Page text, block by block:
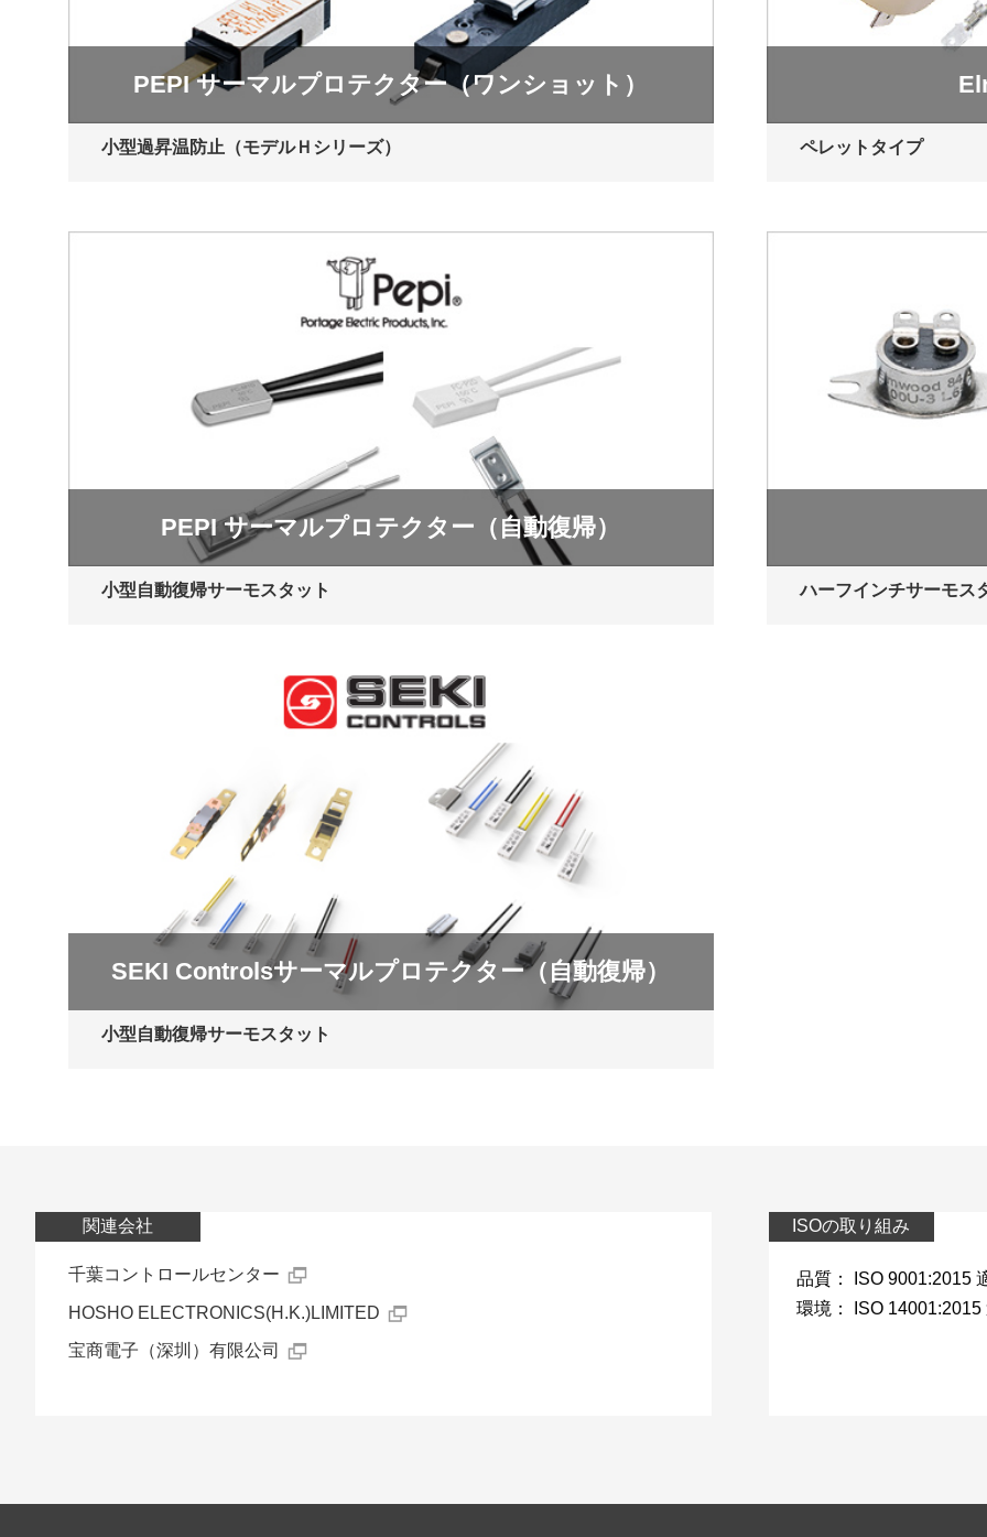
PEPI サーマルプロテクター（ワンショット）
小型過昇温防止（モデルＨシリーズ） ペレットタイプ
PEPI サーマルプロテクター（自動復帰）
小型自動復帰サーモスタット ハーフインチサーモス
SEKI Controlsサーマルプロテクター（自動復帰）
小型自動復帰サーモスタット
関連会社
千葉コントロールセンター
HOSHO ELECTRONICS(H.K.)LIMITED
宝商電子（深圳）有限公司
ISOの取り組み
品質： ISO 9001:2015
環境： ISO 14001:2015